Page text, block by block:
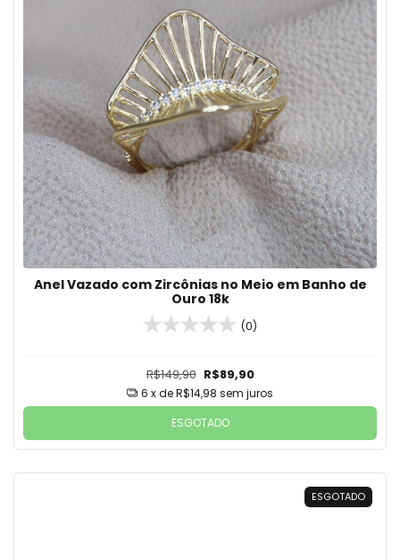
Anel Vazado com Zircônias no Meio em Banho de
Ouro 18k
(0)
R$149,90 R$89,90
6 x deR$14,98 sem juros
ESGOTADO
ESGOTADO